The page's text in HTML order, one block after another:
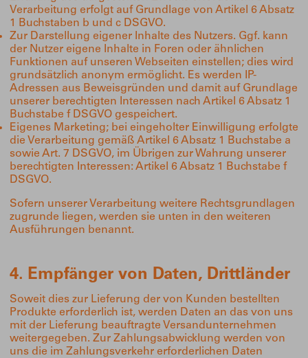
Verarbeitung erfolgt auf Grundlage von Artikel 6 Absatz
1 Buchstaben b und c DSGVO.
Zur Darstellung eigener Inhalte des Nutzers. Ggf. kann
der Nutzer eigene Inhalte in Foren oder ähnlichen
Funktionen auf unseren Webseiten einstellen; dies wird
grundsätzlich anonym ermöglicht. Es werden IP-
Adressen aus Beweisgründen und damit auf Grundlage
unserer berechtigten Interessen nach Artikel 6 Absatz 1
Buchstabe f DSGVO gespeichert.
Eigenes Marketing; bei eingeholter Einwilligung erfolgte
die Verarbeitung gemäß Artikel 6 Absatz 1 Buchstabe a
sowie Art. 7 DSGVO, im Übrigen zur Wahrung unserer
berechtigten Interessen: Artikel 6 Absatz 1 Buchstabe f
DSGVO.
Sofern unserer Verarbeitung weitere Rechtsgrundlagen
zugrunde liegen, werden sie unten in den weiteren
Ausführungen benannt.
4. Empfänger von Daten, Drittländer
Soweit dies zur Lieferung der von Kunden bestellten
Produkte erforderlich ist, werden Daten an das von uns
mit der Lieferung beauftragte Versandunternehmen
weitergegeben. Zur Zahlungsabwicklung werden von
uns die im Zahlungsverkehr erforderlichen Daten